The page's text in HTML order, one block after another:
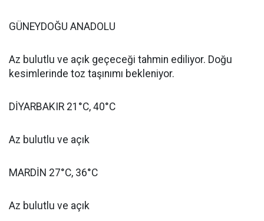
GÜNEYDOĞU ANADOLU
Az bulutlu ve açık geçeceği tahmin ediliyor. Doğu
kesimlerinde toz taşınımı bekleniyor.
DİYARBAKIR 21°C, 40°C
Az bulutlu ve açık
MARDİN 27°C, 36°C
Az bulutlu ve açık